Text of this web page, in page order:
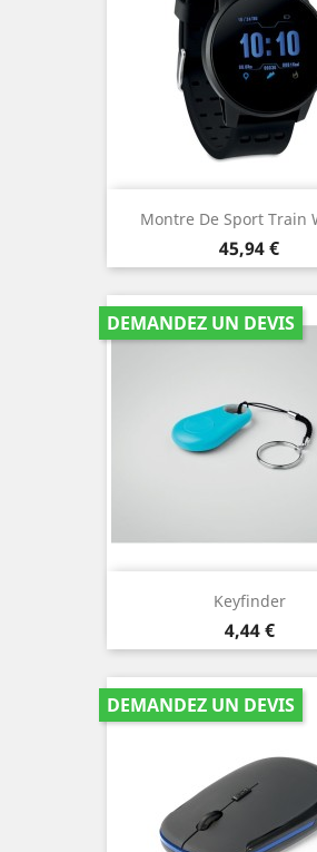
Montre De Sport Train
Prix
45,94 €
Keyfinder
Prix
4,44 €
DEMANDEZ UN DEVIS
DEMANDEZ UN DEVIS